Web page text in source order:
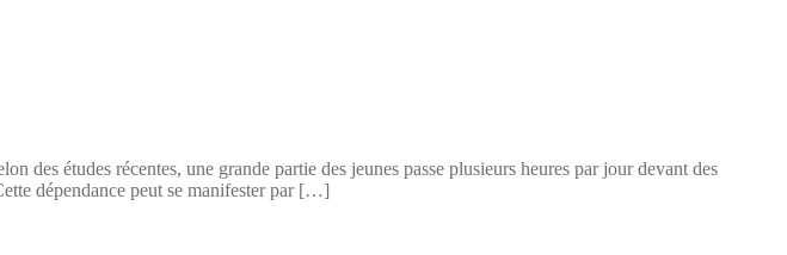
des études récentes, une grande partie des jeunes passe plusieurs heures par jour devant des
dépendance peut se manifester par […]